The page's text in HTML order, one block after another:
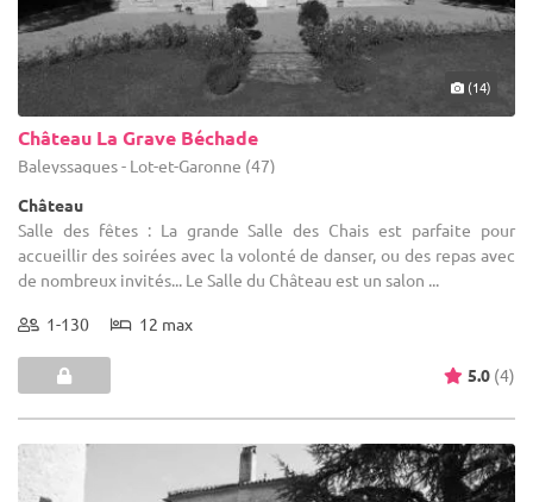
(14)
Château La Grave Béchade
Baleyssagues - Lot-et-Garonne (47)
Château
Salle des fêtes : La grande Salle des Chais est parfaite pour
accueillir des soirées avec la volonté de danser, ou des repas avec
de nombreux invités... Le Salle du Château est un salon ...
1-130 12 max
5.0 (4)